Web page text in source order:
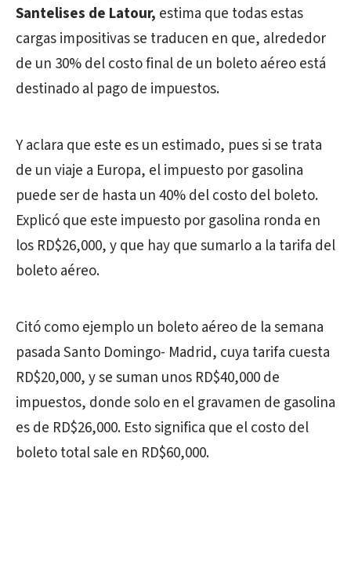
Santelises de Latour, estima que todas estas
cargas impositivas se traducen en que, alrededor
de un 30% del costo final de un boleto aéreo está
destinado al pago de impuestos.
Y aclara que este es un estimado, pues si se trata
de un viaje a Europa, el impuesto por gasolina
puede ser de hasta un 40% del costo del boleto.
Explicó que este impuesto por gasolina ronda en
los RD$26,000, y que hay que sumarlo a la tarifa del
boleto aéreo.
Citó como ejemplo un boleto aéreo de la semana
pasada Santo Domingo- Madrid, cuya tarifa cuesta
RD$20,000, y se suman unos RD$40,000 de
impuestos, donde solo en el gravamen de gasolina
es de RD$26,000. Esto significa que el costo del
boleto total sale en RD$60,000.